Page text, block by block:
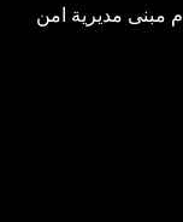
مبنى مديرية امن